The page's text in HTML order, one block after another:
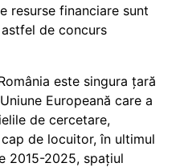
resurse financiare sunt
de concurs
este singura țară
Europeană care a
de cercetare,
de locuitor, în ultimul
2015-2025, spațiul